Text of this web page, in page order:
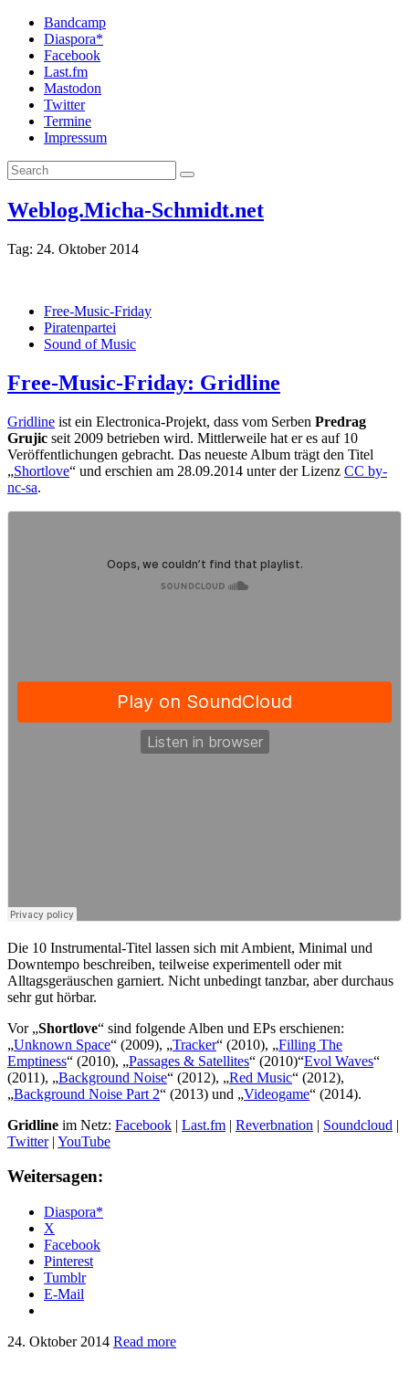
Bandcamp
Diaspora*
Facebook
Last.fm
Mastodon
Twitter
Termine
Impressum
Weblog.Micha-Schmidt.net
Tag: 24. Oktober 2014
Free-Music-Friday
Piratenpartei
Sound of Music
Free-Music-Friday: Gridline
Gridline ist ein Electronica-Projekt, dass vom Serben Predrag
Grujic seit 2009 betrieben wird. Mittlerweile hat er es auf 10
Veröffentlichungen gebracht. Das neueste Album trägt den Titel
„Shortlove“ und erschien am 28.09.2014 unter der Lizenz CC by-
nc-sa.
Die 10 Instrumental-Titel lassen sich mit Ambient, Minimal und
Downtempo beschreiben, teilweise experimentell oder mit
Alltagsgeräuschen garniert. Nicht unbedingt tanzbar, aber durchaus
sehr gut hörbar.
Vor „Shortlove“ sind folgende Alben und EPs erschienen:
„Unknown Space“ (2009), „Tracker“ (2010), „Filling The
Emptiness“ (2010), „Passages & Satellites“ (2010)“Evol Waves“
(2011), „Background Noise“ (2012), „Red Music“ (2012),
„Background Noise Part 2“ (2013) und „Videogame“ (2014).
Gridline im Netz: Facebook | Last.fm | Reverbnation | Soundcloud |
Twitter| YouTube
Weitersagen:
Diaspora*
X
Facebook
Pinterest
Tumblr
E-Mail
24. Oktober 2014 Read more